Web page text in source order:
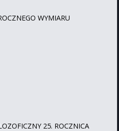
WYMIARU
25. ROCZNICA